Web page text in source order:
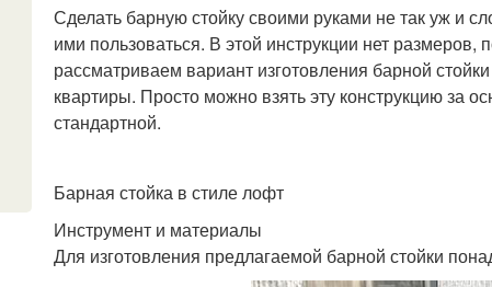
Сделать барную стойку своими руками не так уж и
ими пользоваться. В этой инструкции нет
рассматриваем вариант изготовления барной
квартиры. Просто можно взять эту конструкцию за
стандартной.
Барная стойка в стиле лофт
Инструмент и материалы
Для изготовления предлагаемой барной стойки